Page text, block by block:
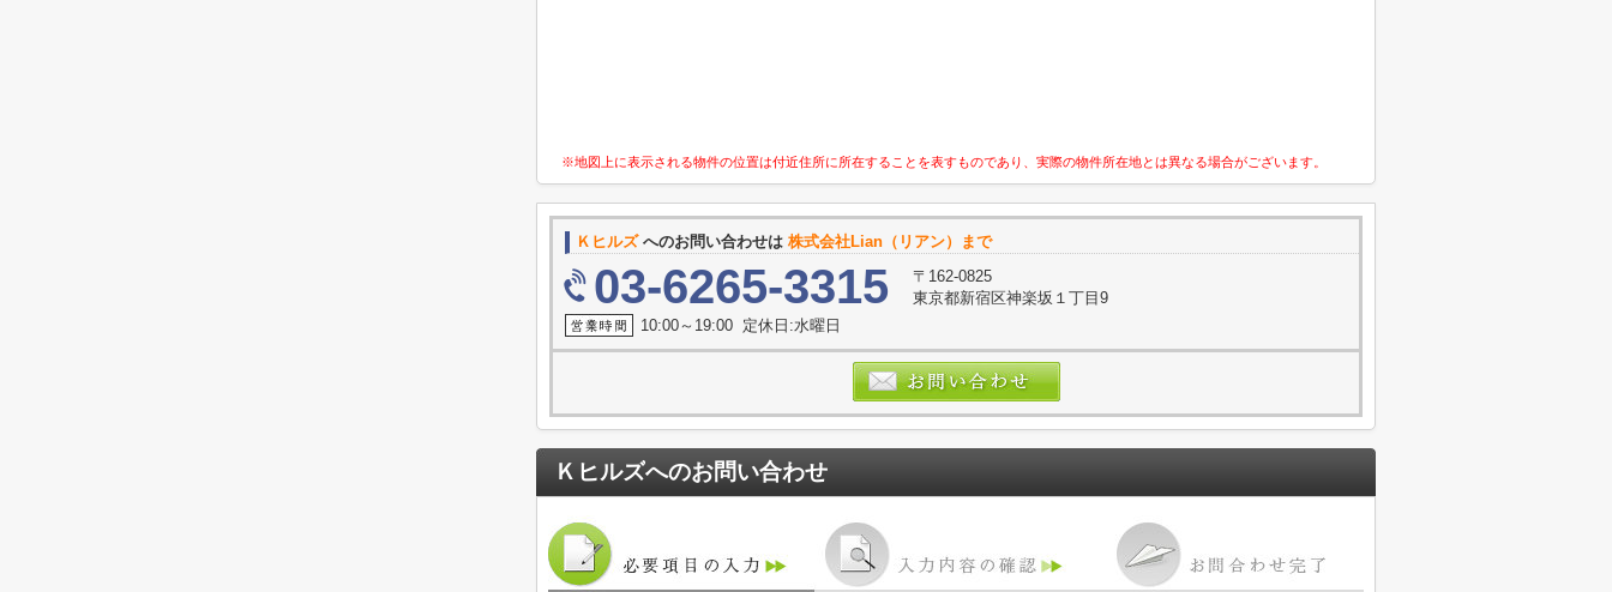
※地図上に表示される物件の位置は付近住所に所在することを表すものであり、実際の物件所在地とは異なる場合がございます。
Ｋヒルズへのお問い合わせは 株式会社Lian（リアン）まで
03-6265-3315
〒162-0825
東京都新宿区神楽坂１丁目9
10:00～19:00 定休日:水曜日
Ｋヒルズへのお問い合わせ